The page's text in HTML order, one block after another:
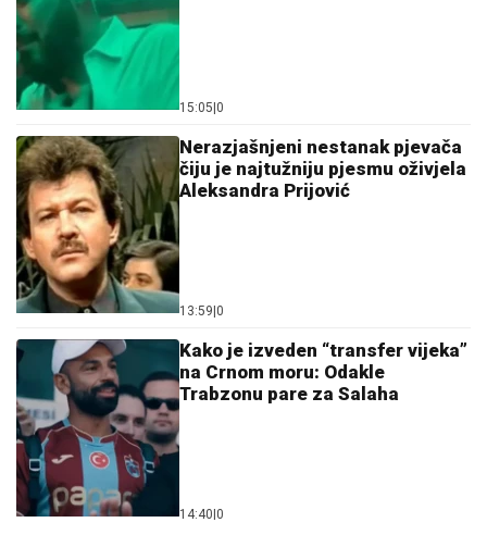
15:05 0
Nerazjašnjeni nestanak pjevača
čiju je najtužniju pjesmu oživjela
Aleksandra Prijović
13:59 0
Kako je izveden “transfer vijeka”
na Crnom moru: Odakle
Trabzonu pare za Salaha
14:40 0